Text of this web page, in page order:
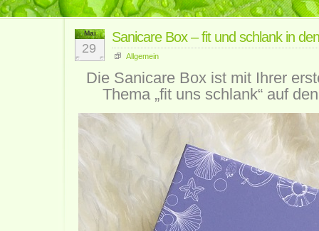
Mai
29
Sanicare Box – fit und schlank in
Allgemein
Die Sanicare Box ist mit Ihrer
Thema „fit uns schlank“ auf